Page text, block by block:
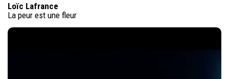
Loïc Lafrance
La peur est une fleur